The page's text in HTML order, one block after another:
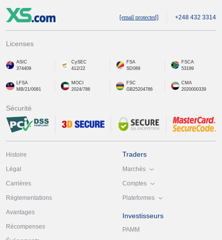
[email protected] +248 432 3314
Licenses
ASIC
374409
CySEC
412/22
FSA
SD089
FSCA
53199
LFSA
MB/21/0081
MOCI
2024/786
FSC
GB25204786
CMA
2020000339
Sécurité
Histoire
Légal
Carrières
Réglementations
Avantages
Récompenses
Traders
Marchés
Comptes
Plateformes
Investisseurs
PAMM